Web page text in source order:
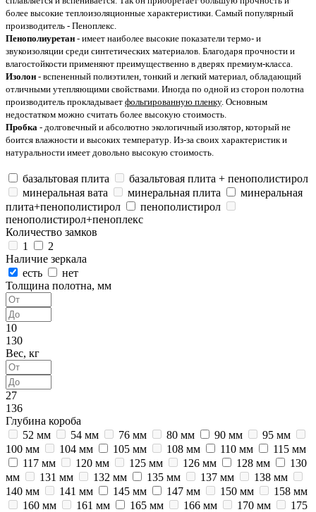
более высокие теплоизоляционные характеристики. Самый популярный
производитель - Пеноплекс.
Пенополиуретан - имеет наиболее высокие показатели термо- и
звукоизоляции среди синтетических материалов. Благодаря прочности и
влагостойкости применяют преимущественно в дверях премиум-класса.
Изолон - вспененный полиэтилен, тонкий и легкий материал, обладающий
отличными утепляющими свойствами. Иногда по одной из сторон полотна
производитель прокладывает фольгированную пленку. Основным
недостатком можно считать более высокую стоимость.
Пробка - долговечный и абсолютно экологичный изолятор, который не
боится влажности и высоких температур. Из-за своих характеристик и
натуральности имеет довольно высокую стоимость.
базальтовая плита
базальтовая плита + пенополистирол
минеральная вата
минеральная плита
минеральная
плита+пенополистирол
пенополистирол
пенополистирол+пеноплекс
Количество замков
1
2
Наличие зеркала
есть
нет
Толщина полотна, мм
10
130
Вес, кг
27
136
Глубина короба
52 мм
54 мм 76 мм 80 мм 90 мм
95 мм
100 мм
104 мм 105 мм 108 мм 110 мм
115 мм
117 мм
120 мм 125 мм 126 мм 128 мм
130
мм
131 мм 132 мм 135 мм 137 мм
138 мм
140 мм
141 мм 145 мм 147 мм 150 мм
158 мм
160 мм
161 мм 165 мм 166 мм 170 мм
175